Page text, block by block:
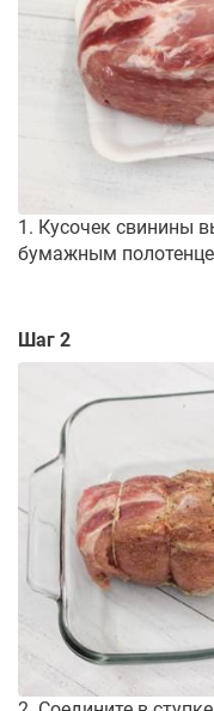
1. Кусочек свинины
бумажным
Шаг 2